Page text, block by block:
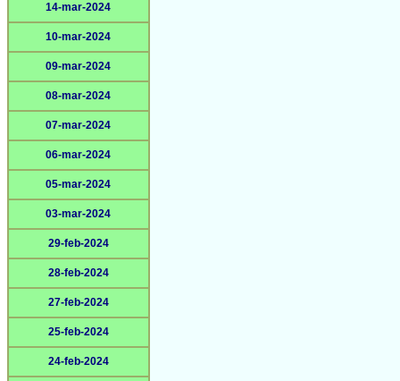
14-mar-2024
10-mar-2024
09-mar-2024
08-mar-2024
07-mar-2024
06-mar-2024
05-mar-2024
03-mar-2024
29-feb-2024
28-feb-2024
27-feb-2024
25-feb-2024
24-feb-2024